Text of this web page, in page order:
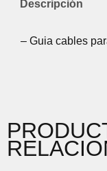
Descripción
– Guia cables